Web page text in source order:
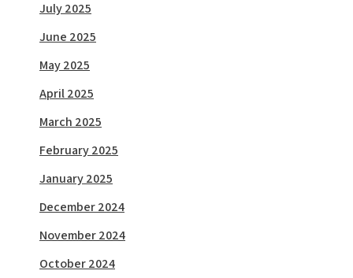
July 2025
June 2025
May 2025
April 2025
March 2025
February 2025
January 2025
December 2024
November 2024
October 2024